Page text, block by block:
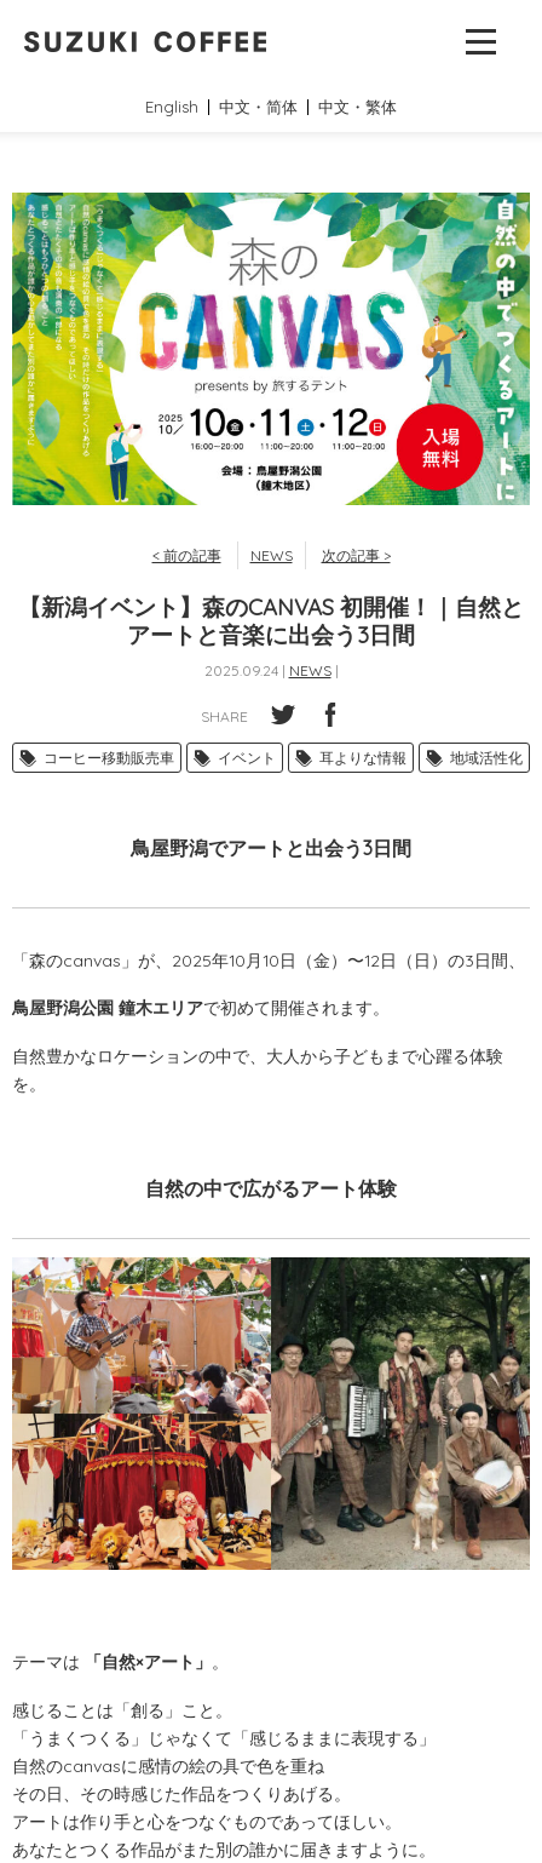
English 中文・简体 中文・繁体
< 前の記事 NEWS 次の記事 >
【新潟イベント】森のCANVAS 初開催！｜自然と
アートと音楽に出会う3日間
2025.09.24 | NEWS|
SHARE
コーヒー移動販売車 イベント 耳よりな情報 地域活性化
鳥屋野潟でアートと出会う3日間
「森のcanvas」が、2025年10月10日（金）〜12日（日）の3日間、
鳥屋野潟公園 鐘木エリアで初めて開催されます。
自然豊かなロケーションの中で、大人から子どもまで心躍る体験
を。
自然の中で広がるアート体験
テーマは 「自然×アート」 。
感じることは「創る」こと。
「うまくつくる」じゃなくて「感じるままに表現する」
自然のcanvasに感情の絵の具で色を重ね
その日、その時感じた作品をつくりあげる。
アートは作り手と心をつなぐものであってほしい。
あなたとつくる作品がまた別の誰かに届きますように。